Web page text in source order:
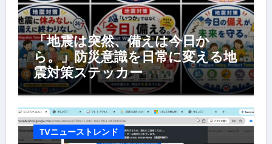
「地震は突然、備えは今日か
ら。」防災意識を日常に変える地
震対策ステッカー
TVニューストレンド